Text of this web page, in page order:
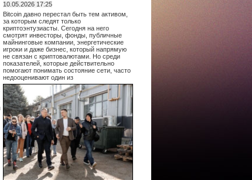
10.05.2026 17:25
Bitcoin давно перестал быть тем активом,
за которым следят только
криптоэнтузиасты. Сегодня на него
смотрят инвесторы, фонды, публичные
майнинговые компании, энергетические
игроки и даже бизнес, который напрямую
не связан с криптовалютами. Но среди
показателей, которые действительно
помогают понимать состояние сети, часто
недооценивают один из